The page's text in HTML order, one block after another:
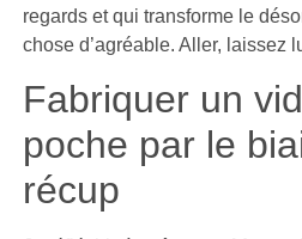
regards et qui transforme le
chose d’agréable. Aller, laissez
Fabriquer un
poche par le
récup